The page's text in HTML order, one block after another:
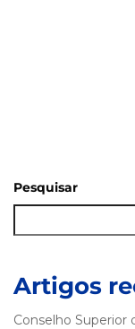
Pesquisar
Artigos
Conselho Superior